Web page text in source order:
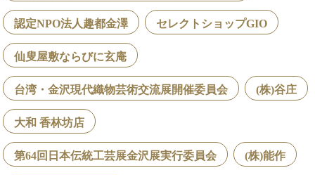
認定NPO法人趣都金澤 セレクトショップGIO
仙叟屋敷ならびに玄庵
台湾・金沢現代織物芸術交流展開催委員会 (株)谷庄
大和 香林坊店
第64回日本伝統工芸展金沢展実行委員会 (株)能作